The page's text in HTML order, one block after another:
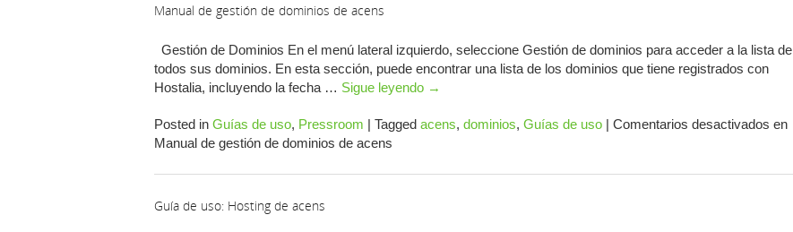
Manual de gestión de dominios de acens
Gestión de Dominios En el menú lateral izquierdo, seleccione Gestión de dominios para acceder a la lista de
todos sus dominios. En esta sección, puede encontrar una lista de los dominios que tiene registrados con
Hostalia, incluyendo la fecha … Sigue leyendo →
Posted in Guías de uso, Pressroom | Tagged acens, dominios, Guías de uso | Comentarios desactivados en
Manual de gestión de dominios de acens
Guía de uso: Hosting de acens